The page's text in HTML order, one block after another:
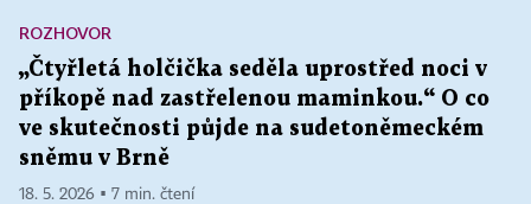
ROZHOVOR
„Čtyřletá holčička seděla uprostřed noci v
příkopě nad zastřelenou maminkou.“ O co
ve skutečnosti půjde na sudetoněmeckém
sněmu v Brně
18. 5. 2026 ▪ 7 min. čtení